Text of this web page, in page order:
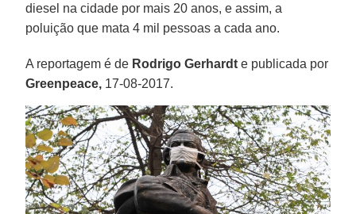
diesel na cidade por mais 20 anos, e assim, a
poluição que mata 4 mil pessoas a cada ano.
A reportagem é de Rodrigo Gerhardt e publicada por
Greenpeace, 17-08-2017.